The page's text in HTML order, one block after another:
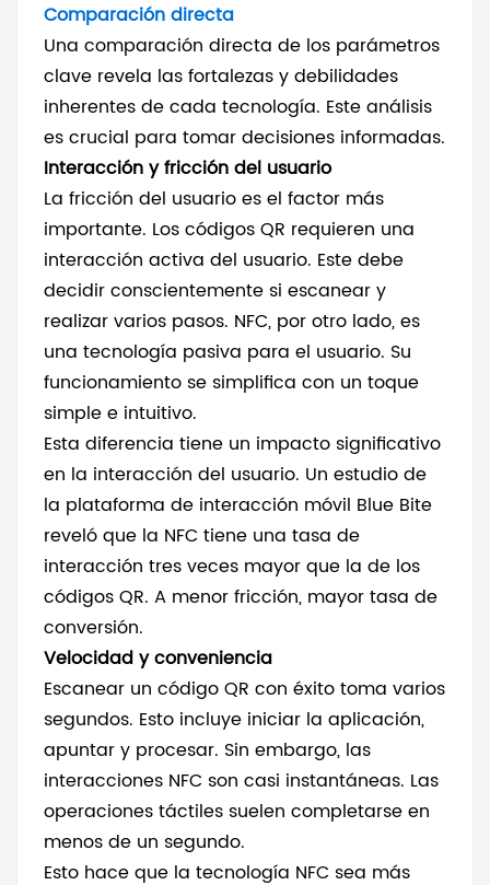
Comparación directa
Una comparación directa de los parámetros
clave revela las fortalezas y debilidades
inherentes de cada tecnología. Este análisis
es crucial para tomar decisiones informadas.
Interacción y fricción del usuario
La fricción del usuario es el factor más
importante. Los códigos QR requieren una
interacción activa del usuario. Este debe
decidir conscientemente si escanear y
realizar varios pasos. NFC, por otro lado, es
una tecnología pasiva para el usuario. Su
funcionamiento se simplifica con un toque
simple e intuitivo.
Esta diferencia tiene un impacto significativo
en la interacción del usuario. Un estudio de
la plataforma de interacción móvil Blue Bite
reveló que la NFC tiene una tasa de
interacción tres veces mayor que la de los
códigos QR. A menor fricción, mayor tasa de
conversión.
Velocidad y conveniencia
Escanear un código QR con éxito toma varios
segundos. Esto incluye iniciar la aplicación,
apuntar y procesar. Sin embargo, las
interacciones NFC son casi instantáneas. Las
operaciones táctiles suelen completarse en
menos de un segundo.
Esto hace que la tecnología NFC sea más